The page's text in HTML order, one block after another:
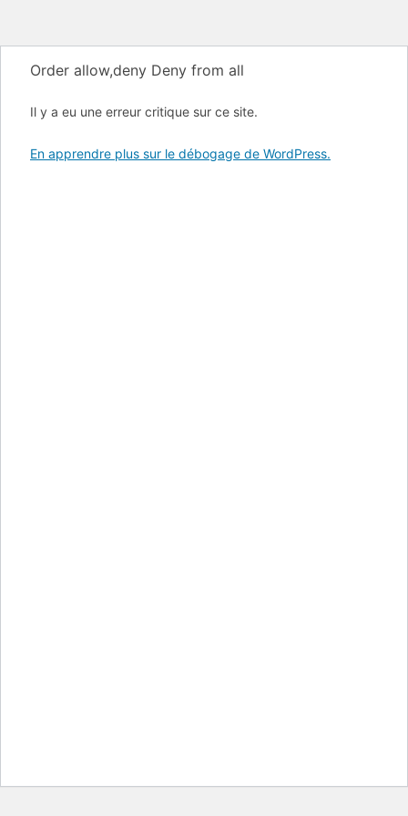
Order allow,deny Deny from all
Il y a eu une erreur critique sur ce site.
En apprendre plus sur le débogage de WordPress.